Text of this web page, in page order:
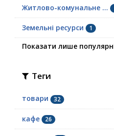
Житлово-комунальне ...
Земельні ресурси 1
Показати лише
Теги
товари 32
кафе 26